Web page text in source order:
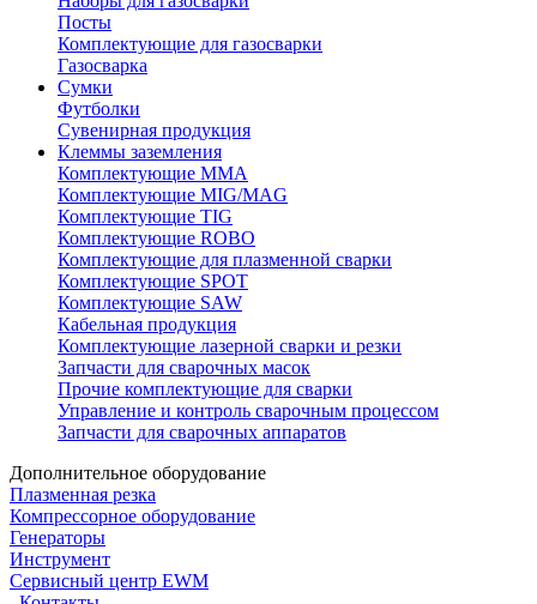
Посты
Комплектующие для газосварки
Газосварка
Сумки
Футболки
Сувенирная продукция
Клеммы заземления
Комплектующие ММА
Комплектующие MIG/MAG
Комплектующие TIG
Комплектующие ROBO
Комплектующие для плазменной сварки
Комплектующие SPOT
Комплектующие SAW
Кабельная продукция
Комплектующие лазерной сварки и резки
Запчасти для сварочных масок
Прочие комплектующие для сварки
Управление и контроль сварочным процессом
Запчасти для сварочных аппаратов
Дополнительное оборудование
Плазменная резка
Компрессорное оборудование
Генераторы
Инструмент
Сервисный центр EWM